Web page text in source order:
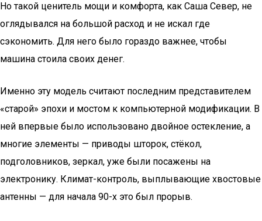
Но такой ценитель мощи и комфорта, как Саша Север, не
оглядывался на большой расход и не искал где
сэкономить. Для него было гораздо важнее, чтобы
машина стоила своих денег.
Именно эту модель считают последним представителем
«старой» эпохи и мостом к компьютерной модификации. В
ней впервые было использовано двойное остекление, а
многие элементы — приводы шторок, стёкол,
подголовников, зеркал, уже были посажены на
электронику. Климат-контроль, выплывающие хвостовые
антенны — для начала 90-х это был прорыв.